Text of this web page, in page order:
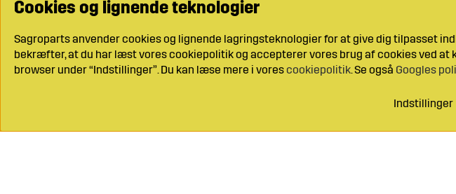
Cookies og lignende teknologier
Sagroparts anvender cookies og lignende lagringsteknologier for at give dig tilpasset
bekræfter, at du har læst vores cookiepolitik og accepterer vores brug af cookies ved at
browser under “Indstillinger”. Du kan læse mere i vorescookiepolitik. Se også Googles
Indstillinger